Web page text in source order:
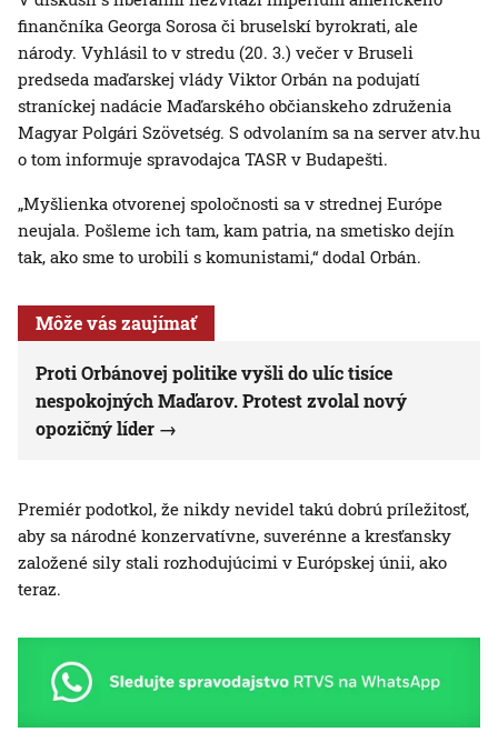
finančníka Georga Sorosa či bruselskí byrokrati, ale
národy. Vyhlásil to v stredu (20. 3.) večer v Bruseli
predseda maďarskej vlády Viktor Orbán na podujatí
straníckej nadácie Maďarského občianskeho združenia
Magyar Polgári Szövetség. S odvolaním sa na server atv.hu
o tom informuje spravodajca TASR v Budapešti.
„Myšlienka otvorenej spoločnosti sa v strednej Európe
neujala. Pošleme ich tam, kam patria, na smetisko dejín
tak, ako sme to urobili s komunistami,“ dodal Orbán.
Môže vás zaujímať
Proti Orbánovej politike vyšli do ulíc tisíce
nespokojných Maďarov. Protest zvolal nový
opozičný líder
Premiér podotkol, že nikdy nevidel takú dobrú príležitosť,
aby sa národné konzervatívne, suverénne a kresťansky
založené sily stali rozhodujúcimi v Európskej únii, ako
teraz.